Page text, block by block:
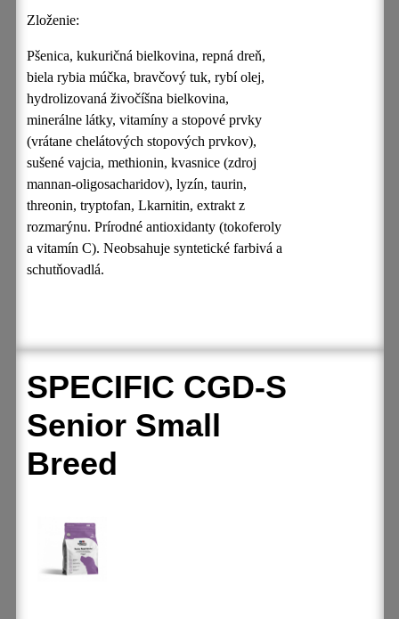
Zloženie:
Pšenica, kukuričná bielkovina, repná dreň,
biela rybia múčka, bravčový tuk, rybí olej,
hydrolizovaná živočíšna bielkovina,
minerálne látky, vitamíny a stopové prvky
(vrátane chelátových stopových prvkov),
sušené vajcia, methionin, kvasnice (zdroj
mannan-oligosacharidov), lyzín, taurin,
threonin, tryptofan, Lkarnitin, extrakt z
rozmarýnu. Prírodné antioxidanty (tokoferoly
a vitamín C). Neobsahuje syntetické farbivá a
schutňovadlá.
SPECIFIC CGD-S
Senior Small
Breed